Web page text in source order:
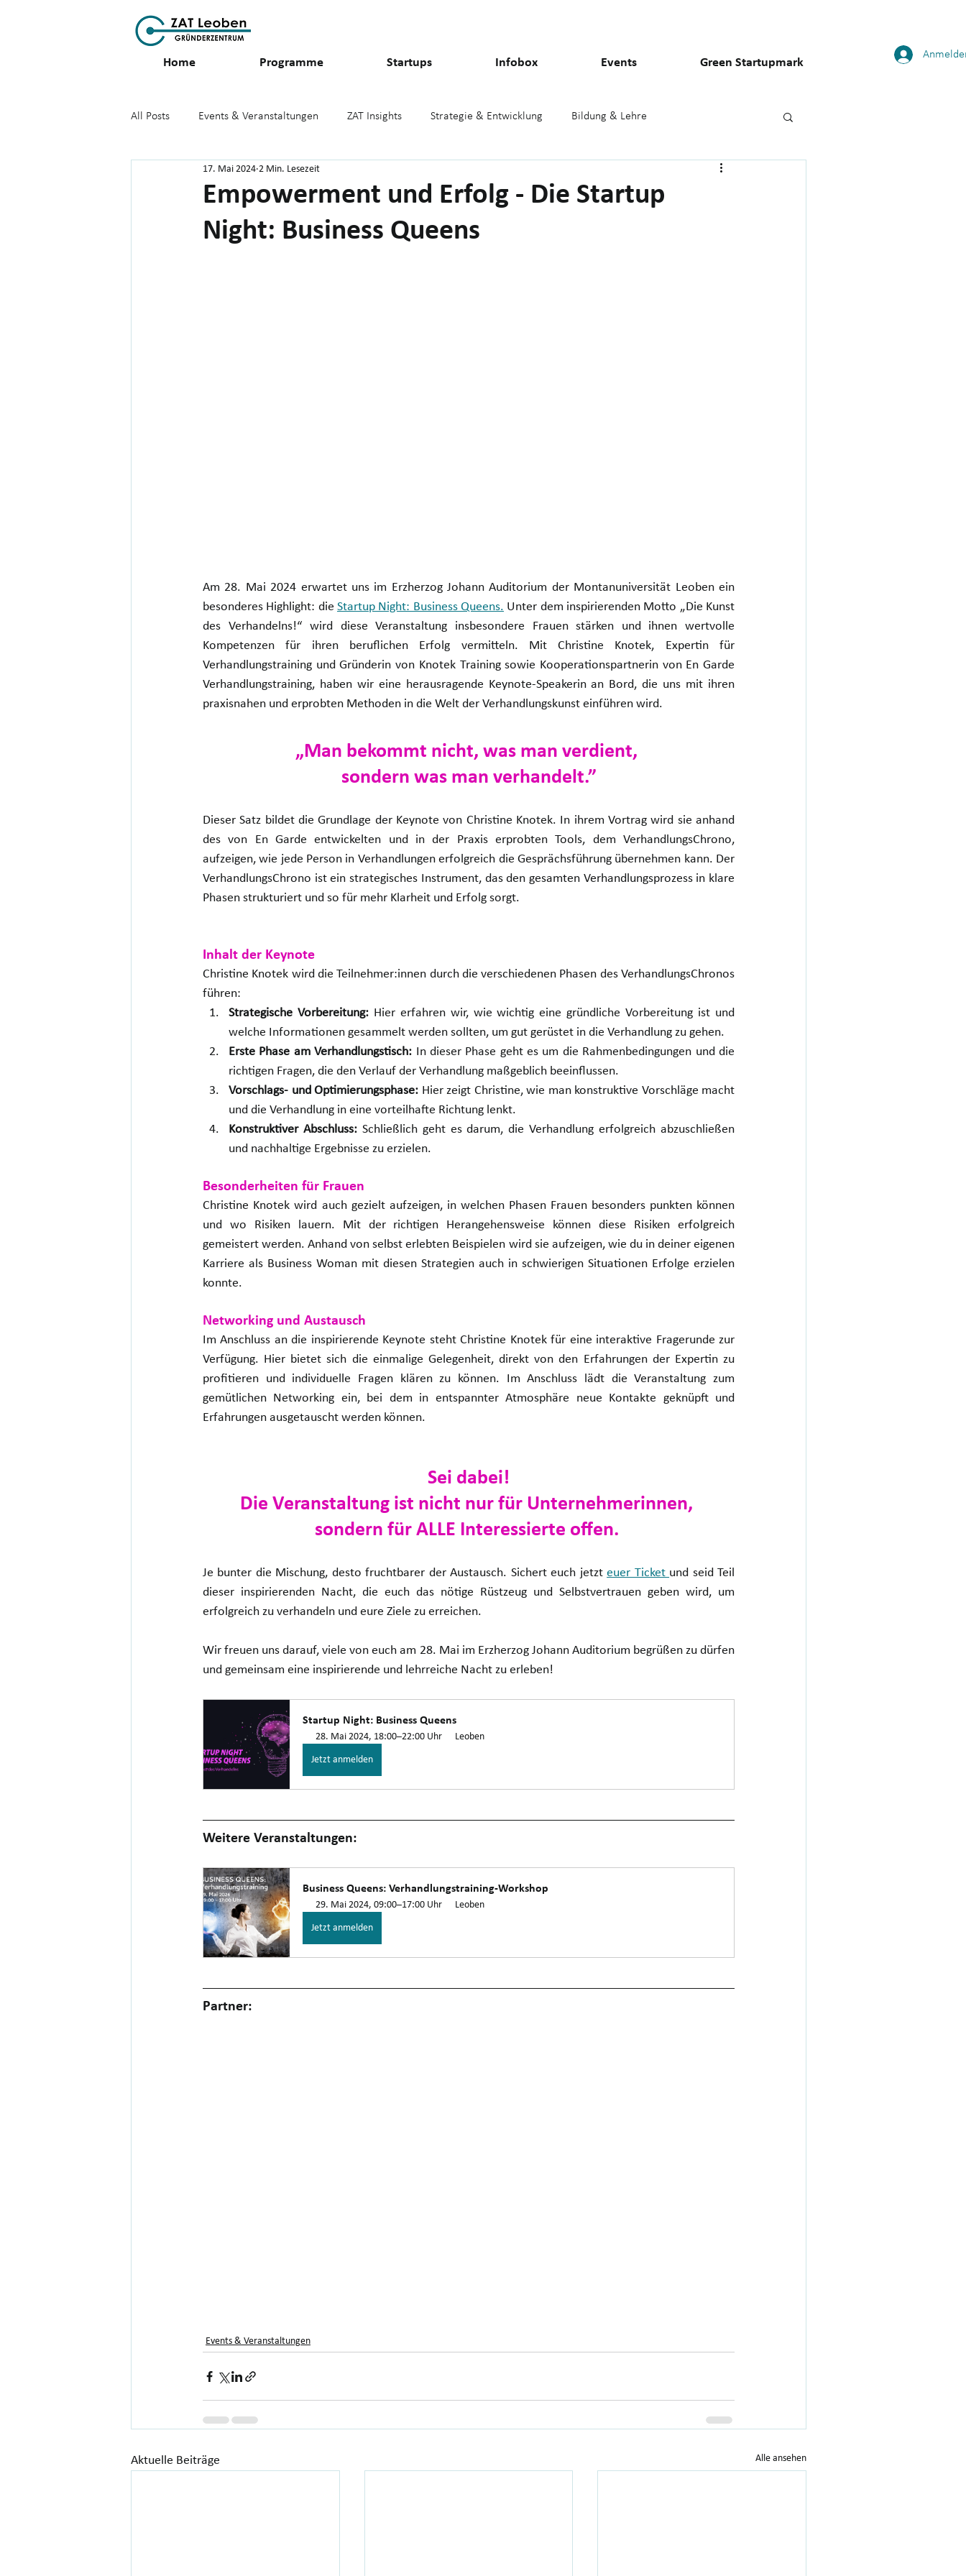
Home Programme Startups Infobox Events Green Startupmark
All Posts Events & Veranstaltungen ZAT Insights Strategie & Entwicklung Bildung & Lehre
GreenStartupCenter_GreenStartupmark
Empowerment und Erfolg - Die Startup
Night: Business Queens
17. Mai 2024 2 Min. Lesezeit
Am 28. Mai 2024 erwartet uns im Erzherzog Johann Auditorium der Montanuniversität Leoben ein
besonderes Highlight: die Startup Night: Business Queens. Unter dem inspirierenden Motto „Die Kunst
des Verhandelns!“ wird diese Veranstaltung insbesondere Frauen stärken und ihnen wertvolle
Kompetenzen für ihren beruflichen Erfolg vermitteln. Mit Christine Knotek, Expertin für
Verhandlungstraining und Gründerin von Knotek Training sowie Kooperationspartnerin von En Garde
Verhandlungstraining, haben wir eine herausragende Keynote-Speakerin an Bord, die uns mit ihren
praxisnahen und erprobten Methoden in die Welt der Verhandlungskunst einführen wird.
„Man bekommt nicht, was man verdient,
sondern was man verhandelt.”
Dieser Satz bildet die Grundlage der Keynote von Christine Knotek. In ihrem Vortrag wird sie anhand
des von En Garde entwickelten und in der Praxis erprobten Tools, dem VerhandlungsChrono,
aufzeigen, wie jede Person in Verhandlungen erfolgreich die Gesprächsführung übernehmen kann. Der
VerhandlungsChrono ist ein strategisches Instrument, das den gesamten Verhandlungsprozess in klare
Phasen strukturiert und so für mehr Klarheit und Erfolg sorgt.
Inhalt der Keynote
Christine Knotek wird die Teilnehmer:innen durch die verschiedenen Phasen des VerhandlungsChronos
führen:
Strategische Vorbereitung: Hier erfahren wir, wie wichtig eine gründliche Vorbereitung ist und
welche Informationen gesammelt werden sollten, um gut gerüstet in die Verhandlung zu gehen.
Erste Phase am Verhandlungstisch: In dieser Phase geht es um die Rahmenbedingungen und die
richtigen Fragen, die den Verlauf der Verhandlung maßgeblich beeinflussen.
Vorschlags- und Optimierungsphase: Hier zeigt Christine, wie man konstruktive Vorschläge macht
und die Verhandlung in eine vorteilhafte Richtung lenkt.
Konstruktiver Abschluss: Schließlich geht es darum, die Verhandlung erfolgreich abzuschließen
und nachhaltige Ergebnisse zu erzielen.
Besonderheiten für Frauen
Christine Knotek wird auch gezielt aufzeigen, in welchen Phasen Frauen besonders punkten können
und wo Risiken lauern. Mit der richtigen Herangehensweise können diese Risiken erfolgreich
gemeistert werden. Anhand von selbst erlebten Beispielen wird sie aufzeigen, wie du in deiner eigenen
Karriere als Business Woman mit diesen Strategien auch in schwierigen Situationen Erfolge erzielen
konnte.
Networking und Austausch
Im Anschluss an die inspirierende Keynote steht Christine Knotek für eine interaktive Fragerunde zur
Verfügung. Hier bietet sich die einmalige Gelegenheit, direkt von den Erfahrungen der Expertin zu
profitieren und individuelle Fragen klären zu können. Im Anschluss lädt die Veranstaltung zum
gemütlichen Networking ein, bei dem in entspannter Atmosphäre neue Kontakte geknüpft und
Erfahrungen ausgetauscht werden können.
Sei dabei!
Die Veranstaltung ist nicht nur für Unternehmerinnen,
sondern für ALLE Interessierte offen.
Je bunter die Mischung, desto fruchtbarer der Austausch. Sichert euch jetzt euer Ticket und seid Teil
dieser inspirierenden Nacht, die euch das nötige Rüstzeug und Selbstvertrauen geben wird, um
erfolgreich zu verhandeln und eure Ziele zu erreichen.
Wir freuen uns darauf, viele von euch am 28. Mai im Erzherzog Johann Auditorium begrüßen zu dürfen
und gemeinsam eine inspirierende und lehrreiche Nacht zu erleben!
Startup Night: Business Queens
28. Mai 2024, 18:00–22:00 Uhr Leoben
Jetzt anmelden
Weitere Veranstaltungen:
Business Queens: Verhandlungstraining-Workshop
29. Mai 2024, 09:00–17:00 Uhr Leoben
Jetzt anmelden
Partner:
Events & Veranstaltungen
Aktuelle Beiträge Alle ansehen